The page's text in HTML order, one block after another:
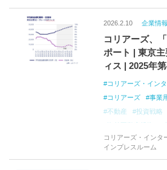
2026.2.10 企業情報
コリアーズ、
ポート | 東京
ィス | 2025年
コリアーズ・イン
コリアーズ
事業
不動産
投資戦略
オフィス仲介
プ
コリアーズ・インタ
インプレスルーム